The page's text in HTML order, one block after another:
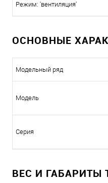
Режим: 'вентиляция'
ОСНОВНЫЕ
Модельный ряд
Модель
Серия
ВЕС И ГАБАРИТЫ